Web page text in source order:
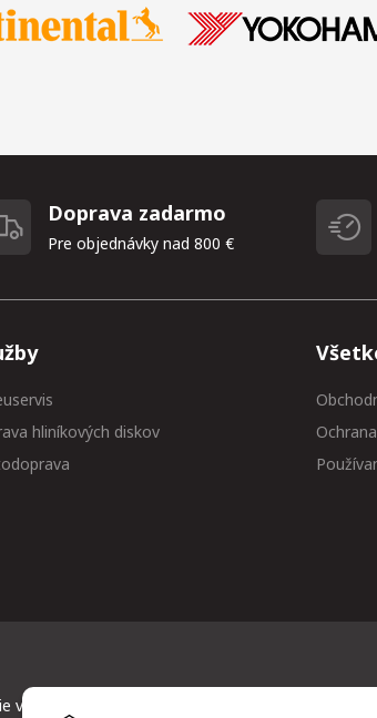
Doprava zadarmo
Pre objednávky nad 800 €
hliníkových diskov
vždy medzi prvými